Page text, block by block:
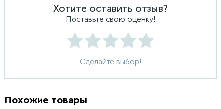
Хотите оставить отзыв?
Поставьте свою оценку!
Сделайте выбор!
Похожие товары